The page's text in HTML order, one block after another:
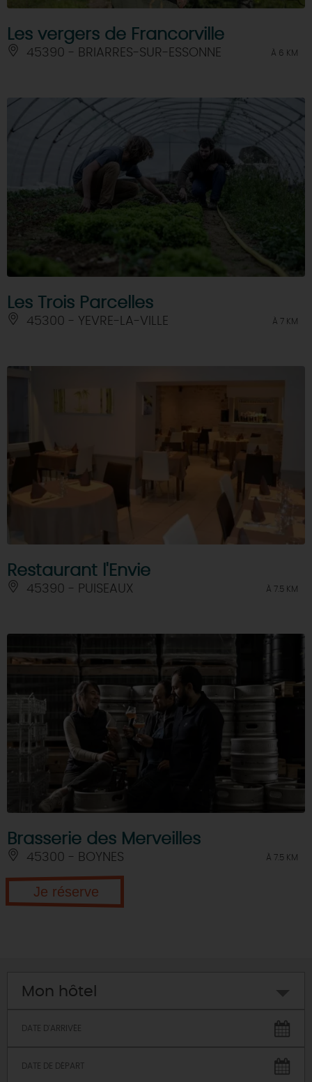
Les vergers de Francorville
45390 - BRIARRES-SUR-ESSONNE À 6 KM
Les Trois Parcelles
45300 - YEVRE-LA-VILLE À 7 KM
Restaurant l'Envie
45390 - PUISEAUX À 7.5 KM
Brasserie des Merveilles
45300 - BOYNES À 7.5 KM
Je réserve
Mon hôtel